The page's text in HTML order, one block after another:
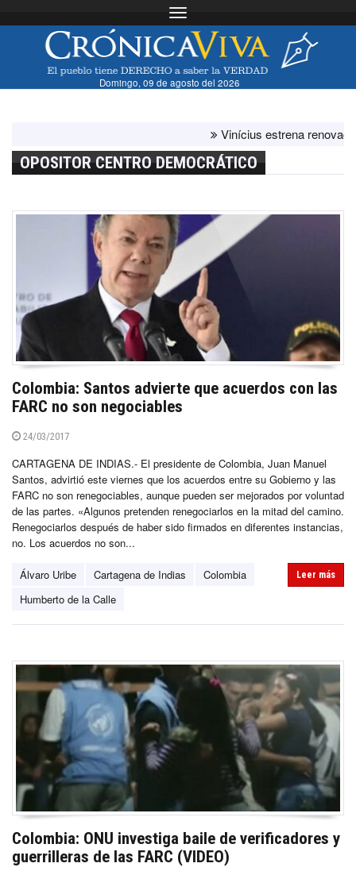
Toggle navigation
Domingo, 09 de agosto del 2026
Vinícius estrena renovación
OPOSITOR CENTRO DEMOCRÁTICO
Colombia: Santos advierte que acuerdos con las
FARC no son negociables
24/03/2017
CARTAGENA DE INDIAS.- El presidente de Colombia, Juan Manuel
Santos, advirtió este viernes que los acuerdos entre su Gobierno y las
FARC no son renegociables, aunque pueden ser mejorados por voluntad
de las partes. «Algunos pretenden renegociarlos en la mitad del camino.
Renegociarlos después de haber sido firmados en diferentes instancias,
no. Los acuerdos no son...
Álvaro Uribe Cartagena de Indias
Colombia
Humberto de la Calle
Leer más
Colombia: ONU investiga baile de verificadores y
guerrilleras de las FARC (VIDEO)